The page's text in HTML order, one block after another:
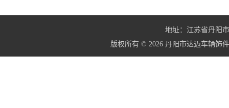
地址：江苏省丹阳
版权所有 © 2026 丹阳市达迈车辆饰